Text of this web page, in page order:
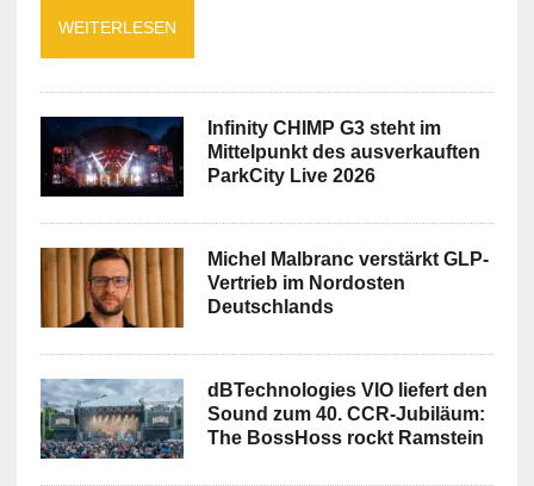
WEITERLESEN
Infinity CHIMP G3 steht im
Mittelpunkt des ausverkauften
ParkCity Live 2026
Michel Malbranc verstärkt GLP-
Vertrieb im Nordosten
Deutschlands
dBTechnologies VIO liefert den
Sound zum 40. CCR-Jubiläum:
The BossHoss rockt Ramstein